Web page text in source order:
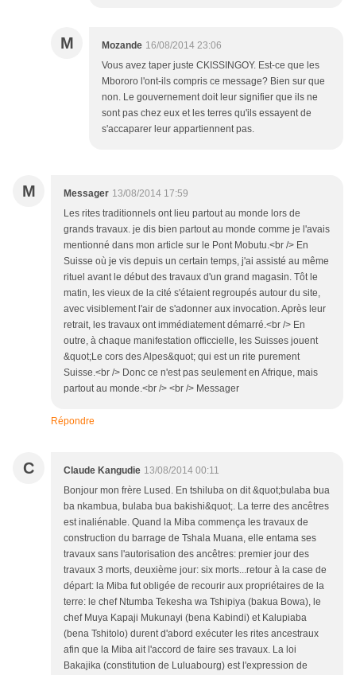
M Mozande 16/08/2014 23:06
Vous avez taper juste CKISSINGOY. Est-ce que les
Mbororo l'ont-ils compris ce message? Bien sur que
non. Le gouvernement doit leur signifier que ils ne
sont pas chez eux et les terres qu'ils essayent de
s'accaparer leur appartiennent pas.
M Messager 13/08/2014 17:59
Les rites traditionnels ont lieu partout au monde lors de
grands travaux. je dis bien partout au monde comme je l'avais
mentionné dans mon article sur le Pont Mobutu.<br /> En
Suisse où je vis depuis un certain temps, j'ai assisté au même
rituel avant le début des travaux d'un grand magasin. Tôt le
matin, les vieux de la cité s'étaient regroupés autour du site,
avec visiblement l'air de s'adonner aux invocation. Après leur
retrait, les travaux ont immédiatement démarré.<br /> En
outre, à chaque manifestation officcielle, les Suisses jouent
&quot;Le cors des Alpes&quot; qui est un rite purement
Suisse.<br /> Donc ce n'est pas seulement en Afrique, mais
partout au monde.<br /> <br /> Messager
Répondre
C Claude Kangudie 13/08/2014 00:11
Bonjour mon frère Lused. En tshiluba on dit &quot;bulaba bua
ba nkambua, bulaba bua bakishi&quot;. La terre des ancêtres
est inaliénable. Quand la Miba commença les travaux de
construction du barrage de Tshala Muana, elle entama ses
travaux sans l'autorisation des ancêtres: premier jour des
travaux 3 morts, deuxième jour: six morts...retour à la case de
départ: la Miba fut obligée de recourir aux propriétaires de la
terre: le chef Ntumba Tekesha wa Tshipiya (bakua Bowa), le
chef Muya Kapaji Mukunayi (bena Kabindi) et Kalupiaba
(bena Tshitolo) durent d'abord exécuter les rites ancestraux
afin que la Miba ait l'accord de faire ses travaux. La loi
Bakajika (constitution de Luluabourg) est l'expression de